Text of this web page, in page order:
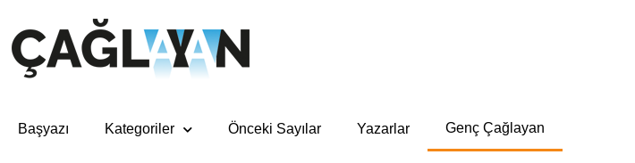
Başyazı Kategoriler Önceki Sayılar Yazarlar Genç Çağlayan